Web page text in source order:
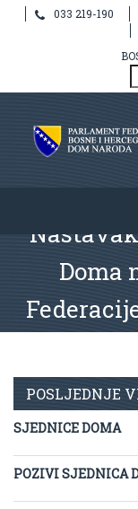
033 219-190
Doma
POSLJEDNJE
SJEDNICE DOMA
POZIVI SJEDNICA